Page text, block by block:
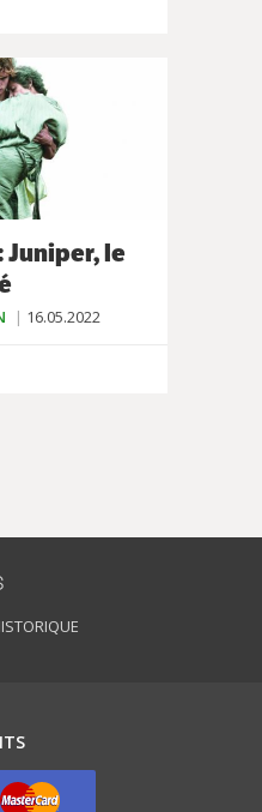
Juniper, le
16.05.2022